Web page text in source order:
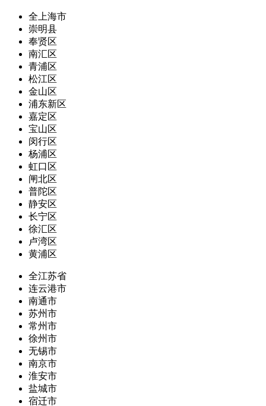
全上海市
崇明县
奉贤区
南汇区
青浦区
松江区
金山区
浦东新区
嘉定区
宝山区
闵行区
杨浦区
虹口区
闸北区
普陀区
静安区
长宁区
徐汇区
卢湾区
黄浦区
全江苏省
连云港市
南通市
苏州市
常州市
徐州市
无锡市
南京市
淮安市
盐城市
宿迁市